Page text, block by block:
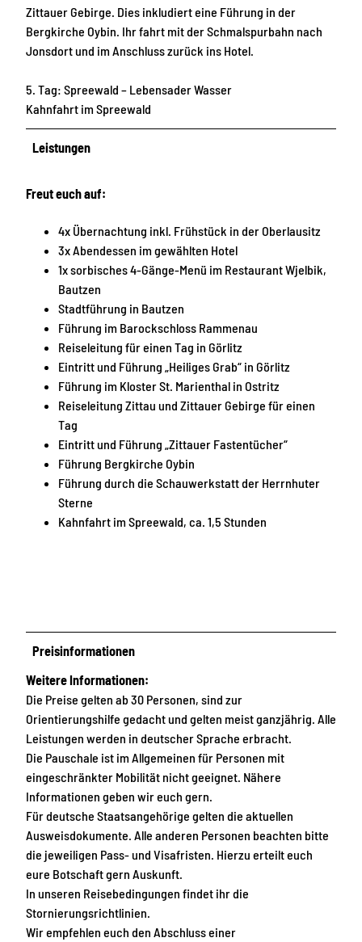
Zittauer Gebirge. Dies inkludiert eine Führung in der
Bergkirche Oybin. Ihr fahrt mit der Schmalspurbahn nach
Jonsdort und im Anschluss zurück ins Hotel.
5. Tag: Spreewald – Lebensader Wasser
Kahnfahrt im Spreewald
Leistungen
Freut euch auf:
4x Übernachtung inkl. Frühstück in der Oberlausitz
3x Abendessen im gewählten Hotel
1x sorbisches 4-Gänge-Menü im Restaurant Wjelbik,
Bautzen
Stadtführung in Bautzen
Führung im Barockschloss Rammenau
Reiseleitung für einen Tag in Görlitz
Eintritt und Führung „Heiliges Grab“ in Görlitz
Führung im Kloster St. Marienthal in Ostritz
Reiseleitung Zittau und Zittauer Gebirge für einen
Tag
Eintritt und Führung „Zittauer Fastentücher“
Führung Bergkirche Oybin
Führung durch die Schauwerkstatt der Herrnhuter
Sterne
Kahnfahrt im Spreewald, ca. 1,5 Stunden
Preisinformationen
Weitere Informationen:
Die Preise gelten ab 30 Personen, sind zur
Orientierungshilfe gedacht und gelten meist ganzjährig. Alle
Leistungen werden in deutscher Sprache erbracht.
Die Pauschale ist im Allgemeinen für Personen mit
eingeschränkter Mobilität nicht geeignet. Nähere
Informationen geben wir euch gern.
Für deutsche Staatsangehörige gelten die aktuellen
Ausweisdokumente. Alle anderen Personen beachten bitte
die jeweiligen Pass- und Visafristen. Hierzu erteilt euch
eure Botschaft gern Auskunft.
In unseren Reisebedingungen findet ihr die
Stornierungsrichtlinien.
Wir empfehlen euch den Abschluss einer